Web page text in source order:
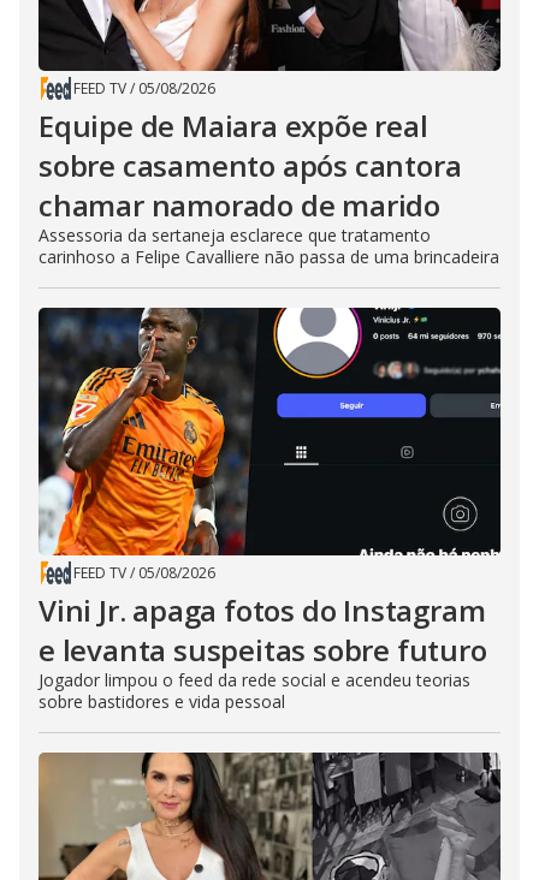
FEED TV/ 05/08/2026
Equipe de Maiara expõe real
sobre casamento após cantora
chamar namorado de marido
Assessoria da sertaneja esclarece que tratamento
carinhoso a Felipe Cavalliere não passa de uma brincadeira
FEED TV/ 05/08/2026
Vini Jr. apaga fotos do Instagram
e levanta suspeitas sobre futuro
Jogador limpou o feed da rede social e acendeu teorias
sobre bastidores e vida pessoal